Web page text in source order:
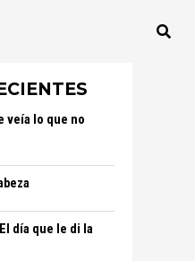
veía lo que no
día que le di la